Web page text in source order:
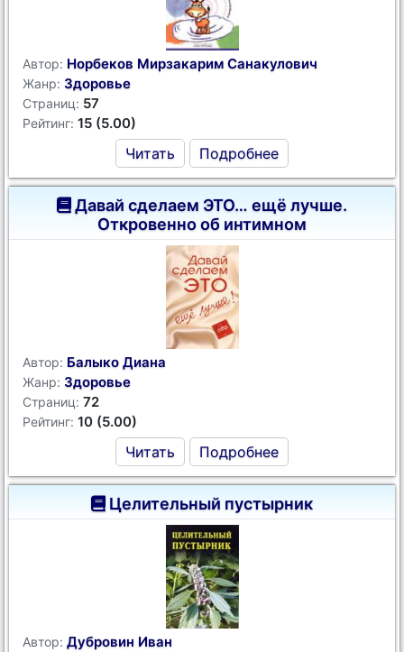
Автор: Норбеков Мирзакарим Санакулович
Жанр: Здоровье
Страниц: 57
Рейтинг: 15 (5.00)
Читать Подробнее
Давай сделаем ЭТО… ещё лучше.
Откровенно об интимном
Автор: Балыко Диана
Жанр: Здоровье
Страниц: 72
Рейтинг: 10 (5.00)
Читать Подробнее
Целительный пустырник
Автор: Дубровин Иван